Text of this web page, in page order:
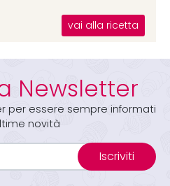
vai alla ricetta
Newsletter
per essere sempre informati
novità
Iscriviti